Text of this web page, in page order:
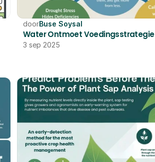
doorBuse Soysal
Water Ontmoet Voedingsstrategie
3 sep 2025